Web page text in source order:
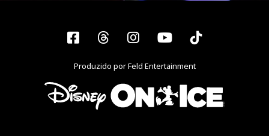
Facebook
ThreadsInstagram
YouTubeTiktok
Produzido por Feld Entertainment